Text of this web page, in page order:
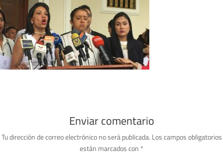
Enviar comentario
Tu dirección de correo electrónico no será publicada. Los campos obligatorios
están marcados con *